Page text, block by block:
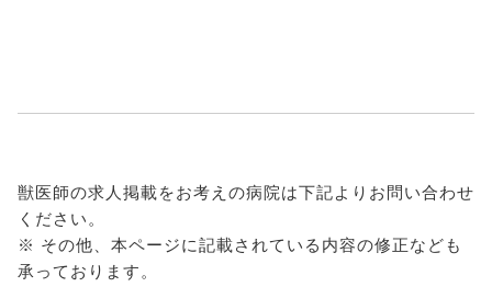
獣医師の求人掲載をお考えの病院は下記よりお問い合わせ
ください。
※ その他、本ページに記載されている内容の修正なども
承っております。